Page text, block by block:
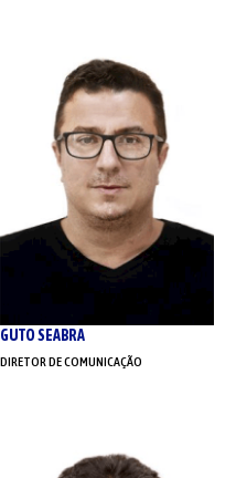
GUTO SEABRA
DIRETOR DE COMUNICAÇÃO